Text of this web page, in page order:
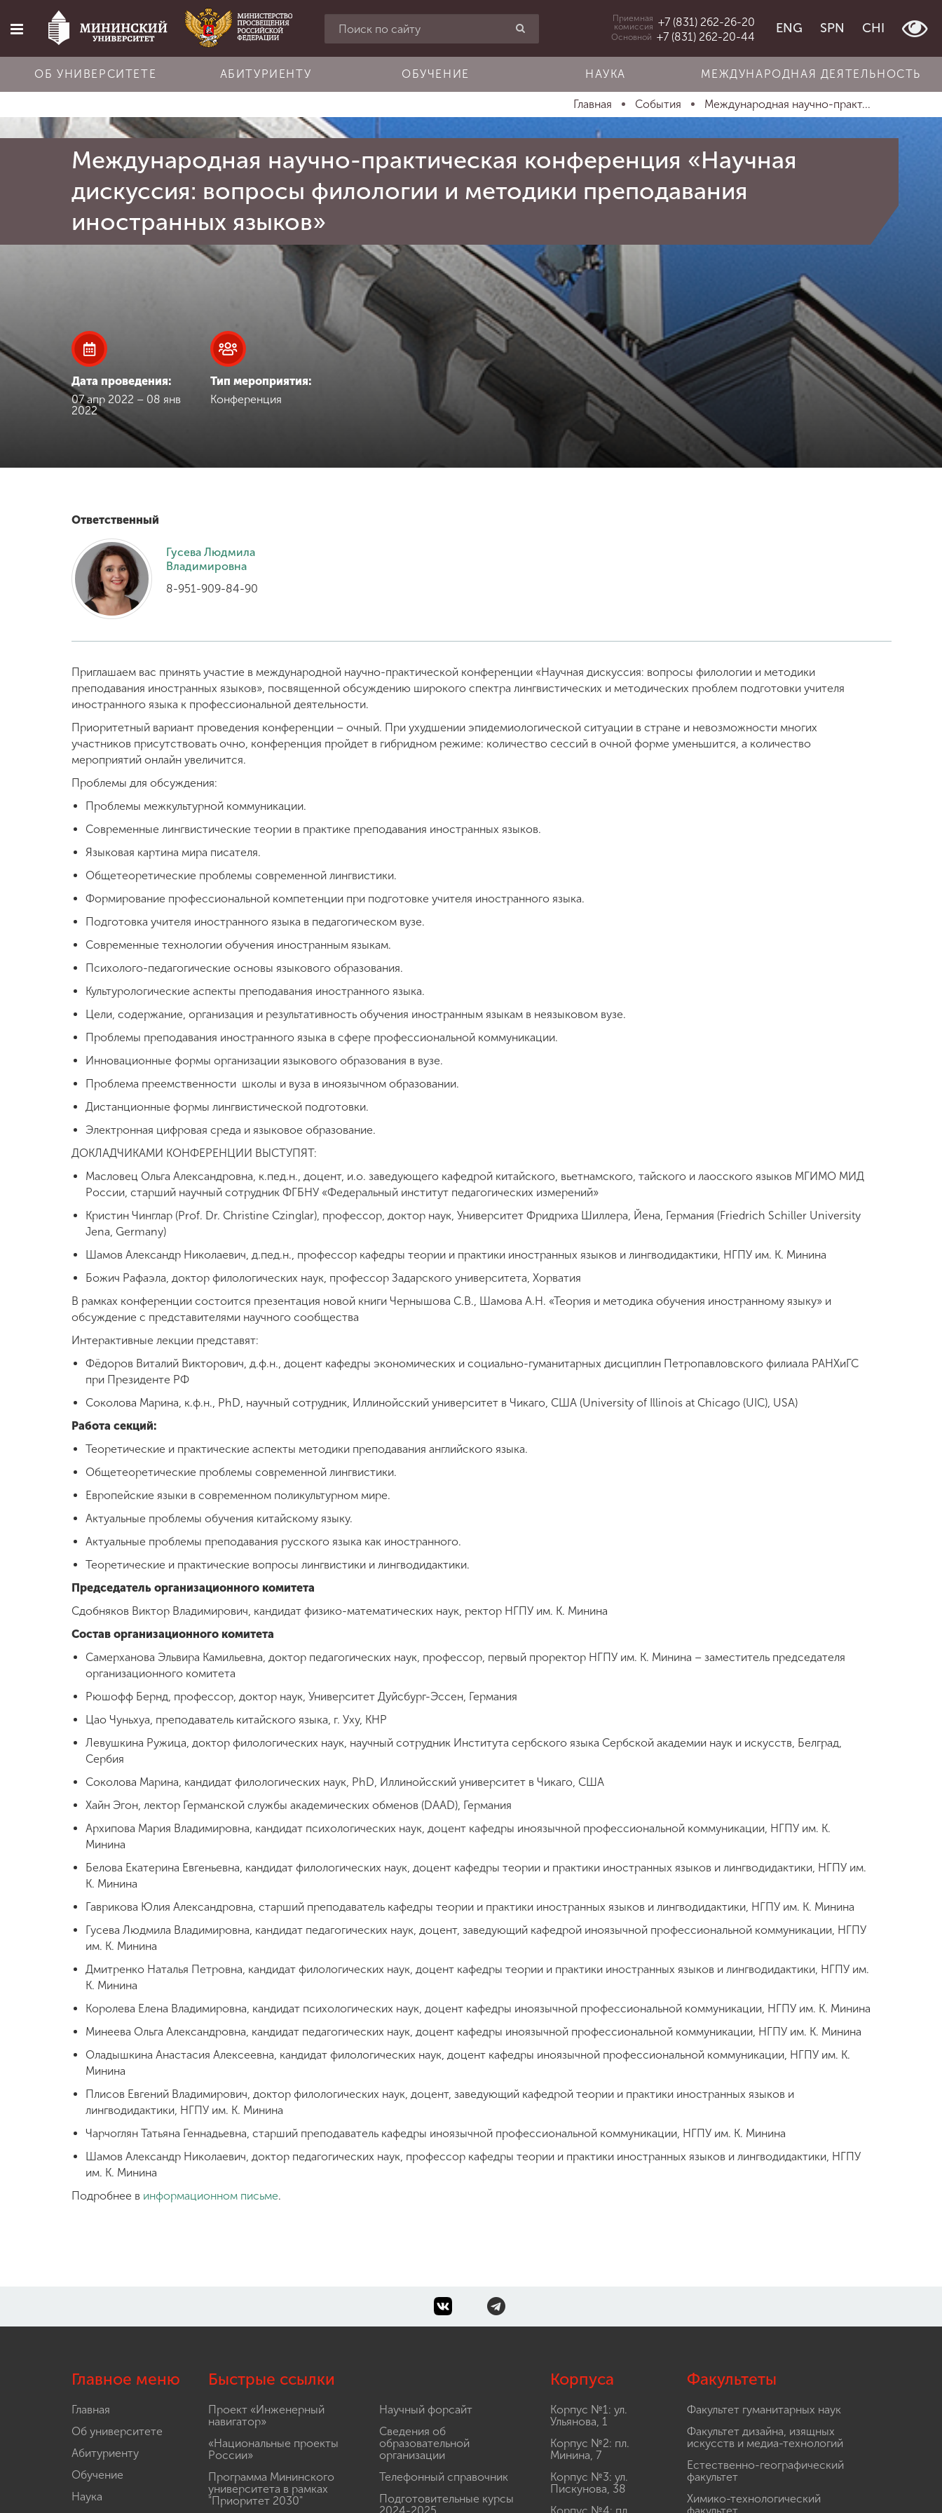
Главная
Об университете
Абитуриенту
Международная
деятельность
Другие виды
деятельности
жизнь
Сведения об
образовательной
организации
Приемная
комиссия
+7 (831) 262-26-20
Приемная
комиссия +7 (831) 262-26-20
Основной +7 (831) 262-20-44
ENG SPN CHI
ОБ УНИВЕРСИТЕТЕ АБИТУРИЕНТУ ОБУЧЕНИЕ НАУКА МЕЖДУНАРОДНАЯ ДЕЯТЕЛЬНОСТЬ
Главная События Международная научно-практ...
Международная научно-практическая конференция «Научная
дискуссия: вопросы филологии и методики преподавания
иностранных языков»
Дата проведения:
07 апр 2022 – 08 янв
2022
Тип мероприятия:
Конференция
Ответственный
Гусева Людмила
Владимировна
8-951-909-84-90
Приглашаем вас принять участие в международной научно-практической конференции «Научная дискуссия: вопросы филологии и методики
преподавания иностранных языков», посвященной обсуждению широкого спектра лингвистических и методических проблем подготовки учителя
иностранного языка к профессиональной деятельности.
Приоритетный вариант проведения конференции – очный. При ухудшении эпидемиологической ситуации в стране и невозможности многих
участников присутствовать очно, конференция пройдет в гибридном режиме: количество сессий в очной форме уменьшится, а количество
мероприятий онлайн увеличится.
Проблемы для обсуждения:
Проблемы межкультурной коммуникации.
Современные лингвистические теории в практике преподавания иностранных языков.
Языковая картина мира писателя.
Общетеоретические проблемы современной лингвистики.
Формирование профессиональной компетенции при подготовке учителя иностранного языка.
Подготовка учителя иностранного языка в педагогическом вузе.
Современные технологии обучения иностранным языкам.
Психолого-педагогические основы языкового образования.
Культурологические аспекты преподавания иностранного языка.
Цели, содержание, организация и результативность обучения иностранным языкам в неязыковом вузе.
Проблемы преподавания иностранного языка в сфере профессиональной коммуникации.
Инновационные формы организации языкового образования в вузе.
Проблема преемственности школы и вуза в иноязычном образовании.
Дистанционные формы лингвистической подготовки.
Электронная цифровая среда и языковое образование.
ДОКЛАДЧИКАМИ КОНФЕРЕНЦИИ ВЫСТУПЯТ:
Масловец Ольга Александровна, к.пед.н., доцент, и.о. заведующего кафедрой китайского, вьетнамского, тайского и лаосского языков МГИМО МИД
России, старший научный сотрудник ФГБНУ «Федеральный институт педагогических измерений»
Кристин Чинглар (Prof. Dr. Christine Czinglar), профессор, доктор наук, Университет Фридриха Шиллера, Йена, Германия (Friedrich Schiller University
Jena, Germany)
Шамов Александр Николаевич, д.пед.н., профессор кафедры теории и практики иностранных языков и лингводидактики, НГПУ им. К. Минина
Божич Рафаэла, доктор филологических наук, профессор Задарского университета, Хорватия
В рамках конференции состоится презентация новой книги Чернышова С.В., Шамова А.Н. «Теория и методика обучения иностранному языку» и
обсуждение с представителями научного сообщества
Интерактивные лекции представят:
Фёдоров Виталий Викторович, д.ф.н., доцент кафедры экономических и социально-гуманитарных дисциплин Петропавловского филиала РАНХиГС
при Президенте РФ
Соколова Марина, к.ф.н., PhD, научный сотрудник, Иллинойсский университет в Чикаго, США (University of Illinois at Chicago (UIC), USA)
Работа секций:
Теоретические и практические аспекты методики преподавания английского языка.
Общетеоретические проблемы современной лингвистики.
Европейские языки в современном поликультурном мире.
Актуальные проблемы обучения китайскому языку.
Актуальные проблемы преподавания русского языка как иностранного.
Теоретические и практические вопросы лингвистики и лингводидактики.
Председатель организационного комитета
Сдобняков Виктор Владимирович, кандидат физико-математических наук, ректор НГПУ им. К. Минина
Состав организационного комитета
Самерханова Эльвира Камильевна, доктор педагогических наук, профессор, первый проректор НГПУ им. К. Минина – заместитель председателя
организационного комитета
Рюшофф Бернд, профессор, доктор наук, Университет Дуйсбург-Эссен, Германия
Цао Чуньхуа, преподаватель китайского языка, г. Уху, КНР
Левушкина Ружица, доктор филологических наук, научный сотрудник Института сербского языка Сербской академии наук и искусств, Белград,
Сербия
Соколова Марина, кандидат филологических наук, PhD, Иллинойсский университет в Чикаго, США
Хайн Эгон, лектор Германской службы академических обменов (DAAD), Германия
Архипова Мария Владимировна, кандидат психологических наук, доцент кафедры иноязычной профессиональной коммуникации, НГПУ им. К.
Минина
Белова Екатерина Евгеньевна, кандидат филологических наук, доцент кафедры теории и практики иностранных языков и лингводидактики, НГПУ им.
К. Минина
Гаврикова Юлия Александровна, старший преподаватель кафедры теории и практики иностранных языков и лингводидактики, НГПУ им. К. Минина
Гусева Людмила Владимировна, кандидат педагогических наук, доцент, заведующий кафедрой иноязычной профессиональной коммуникации, НГПУ
им. К. Минина
Дмитренко Наталья Петровна, кандидат филологических наук, доцент кафедры теории и практики иностранных языков и лингводидактики, НГПУ им.
К. Минина
Королева Елена Владимировна, кандидат психологических наук, доцент кафедры иноязычной профессиональной коммуникации, НГПУ им. К. Минина
Минеева Ольга Александровна, кандидат педагогических наук, доцент кафедры иноязычной профессиональной коммуникации, НГПУ им. К. Минина
Оладышкина Анастасия Алексеевна, кандидат филологических наук, доцент кафедры иноязычной профессиональной коммуникации, НГПУ им. К.
Минина
Плисов Евгений Владимирович, доктор филологических наук, доцент, заведующий кафедрой теории и практики иностранных языков и
лингводидактики, НГПУ им. К. Минина
Чарчоглян Татьяна Геннадьевна, старший преподаватель кафедры иноязычной профессиональной коммуникации, НГПУ им. К. Минина
Шамов Александр Николаевич, доктор педагогических наук, профессор кафедры теории и практики иностранных языков и лингводидактики, НГПУ
им. К. Минина
Подробнее в информационном письме.
Главное меню
Главная
Об университете
Абитуриенту
Обучение
Наука
Быстрые ссылки
Проект «Инженерный
навигатор»
«Национальные проекты
России»
Программа Мининского
университета в рамках
"Приоритет 2030"
Научный форсайт
Сведения об
образовательной
организации
Телефонный справочник
Подготовительные курсы
2024-2025
Корпуса
Корпус №1: ул.
Ульянова, 1
Корпус №2: пл.
Минина, 7
Корпус №3: ул.
Пискунова, 38
Корпус №4: пл.
Факультеты
Факультет гуманитарных наук
Факультет дизайна, изящных
искусств и медиа-технологий
Естественно-географический
факультет
Химико-технологический
факультет